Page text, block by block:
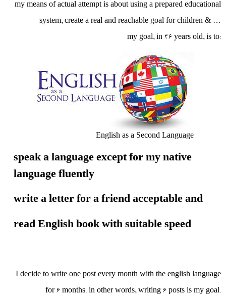
my means of actual attempt is about using a prepared educational
system, create a real and reachable goal for children & …
my goal, in 36 years old, is to:
English as a Second Language
speak a language except for my native
language fluently
write a letter for a friend acceptable and
read English book with suitable speed
I decide to write one post every month with the english language
for 6 months. in other words, writing 6 posts is my goal.